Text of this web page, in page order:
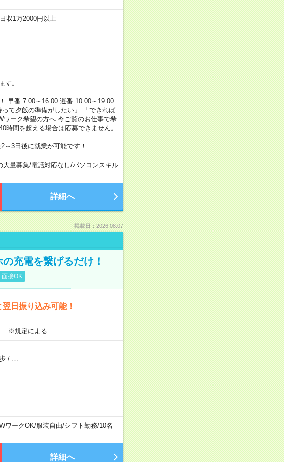
1万2000円以上
す。
早番 7:00～16:00 遅番 10:00～19:00
て夕飯の準備がしたい」 「できれば
ーク希望の方へ 今ご覧のお仕事で希
間を超える場合は応募できません。
3日後に就業が可能です！
大量募集/電話対応なし/パソコンスキル
詳細へ
掲載日：2026.08.07
充電を繋げるだけ！
接OK
日振り込み可能！
※規定による
/
ワークOK/服装自由/シフト勤務/10名
詳細へ